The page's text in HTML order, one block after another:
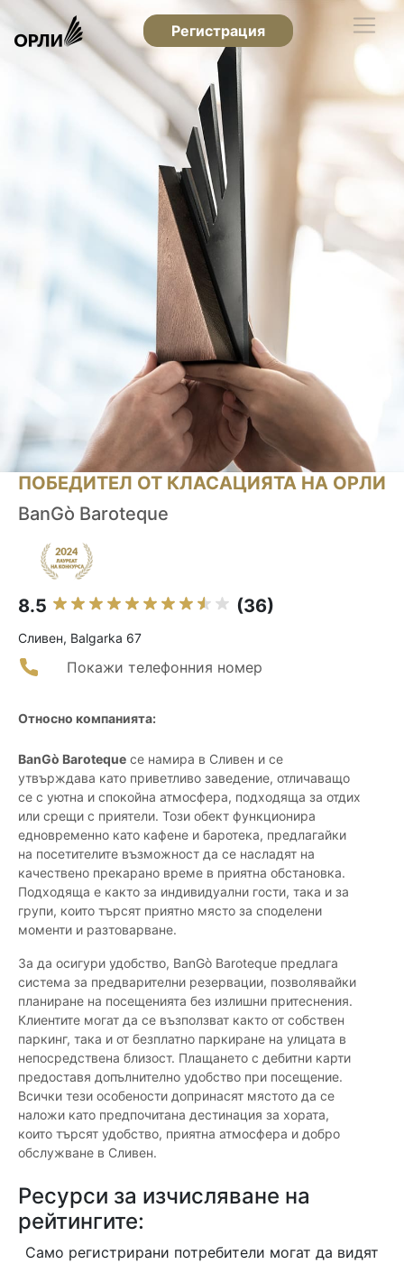
Регистрация
ПОБЕДИТЕЛ ОТ КЛАСАЦИЯТА НА ОРЛИ
BanGò Baroteque
8.5 (36)
Сливен, Balgarka 67
Покажи телефонния номер
Относно компанията:
BanGò Baroteque се намира в Сливен и се
утвърждава като приветливо заведение, отличаващо
се с уютна и спокойна атмосфера, подходяща за отдих
или срещи с приятели. Този обект функционира
едновременно като кафене и баротека, предлагайки
на посетителите възможност да се насладят на
качествено прекарано време в приятна обстановка.
Подходяща е както за индивидуални гости, така и за
групи, които търсят приятно място за споделени
моменти и разтоварване.
За да осигури удобство, BanGò Baroteque предлага
система за предварителни резервации, позволявайки
планиране на посещенията без излишни притеснения.
Клиентите могат да се възползват както от собствен
паркинг, така и от безплатно паркиране на улицата в
непосредствена близост. Плащането с дебитни карти
предоставя допълнително удобство при посещение.
Всички тези особености допринасят мястото да се
наложи като предпочитана дестинация за хората,
които търсят удобство, приятна атмосфера и добро
обслужване в Сливен.
Ресурси за изчисляване на
рейтингите:
Само регистрирани потребители могат да видят